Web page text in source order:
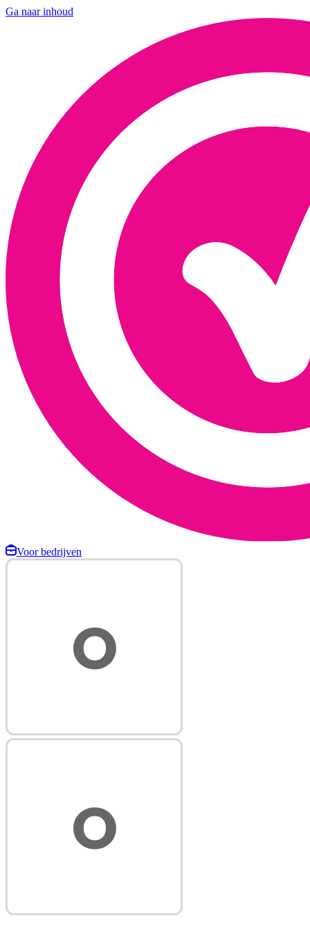
Ga naar inhoud
Voor bedrijven